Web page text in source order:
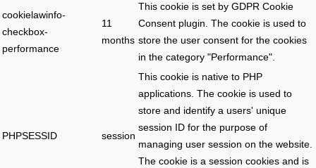
cookielawinfo-
checkbox-
performance
11
months
This cookie is set by GDPR Cookie
Consent plugin. The cookie is used to
store the user consent for the cookies
in the category "Performance".
PHPSESSID session
This cookie is native to PHP
applications. The cookie is used to
store and identify a users' unique
session ID for the purpose of
managing user session on the website.
The cookie is a session cookies and is